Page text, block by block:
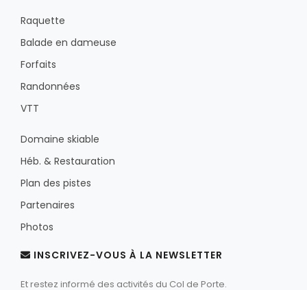
Raquette
Balade en dameuse
Forfaits
Randonnées
VTT
Domaine skiable
Héb. & Restauration
Plan des pistes
Partenaires
Photos
INSCRIVEZ-VOUS À LA NEWSLETTER
Et restez informé des activités du Col de Porte.